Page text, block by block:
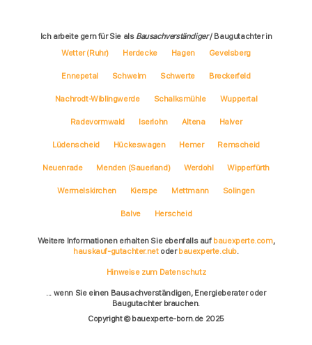
Ich arbeite gern für Sie als Bausachverständiger/ Baugutachter in
Wetter (Ruhr)
Herdecke Hagen Gevelsberg
Ennepetal Schwelm Schwerte Breckerfeld
Nachrodt-Wiblingwerde Schalksmühle Wuppertal
Radevormwald Iserlohn Altena Halver
Lüdenscheid Hückeswagen Hemer Remscheid
Neuenrade Menden (Sauerland) Werdohl Wipperfürth
Wermelskirchen Kierspe Mettmann Solingen
Balve Herscheid
Weitere Informationen erhalten Sie ebenfalls auf bauexperte.com,
hauskauf-gutachter.netoderbauexperte.club.
Hinweise zum Datenschutz
... wenn Sie einen Bausachverständigen, Energieberater oder
Baugutachter brauchen.
Copyright © bauexperte-born.de 2025